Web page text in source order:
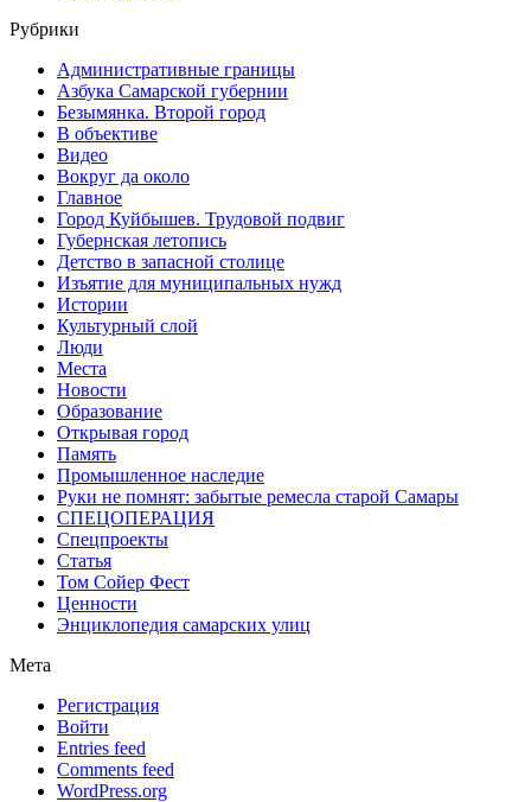
Рубрики
Административные границы
Азбука Самарской губернии
Безымянка. Второй город
В объективе
Видео
Вокруг да около
Главное
Город Куйбышев. Трудовой подвиг
Губернская летопись
Детство в запасной столице
Изъятие для муниципальных нужд
Истории
Культурный слой
Люди
Места
Новости
Образование
Открывая город
Память
Промышленное наследие
Руки не помнят: забытые ремесла старой Самары
СПЕЦОПЕРАЦИЯ
Спецпроекты
Статья
Том Сойер Фест
Ценности
Энциклопедия самарских улиц
Мета
Регистрация
Войти
Entries feed
Comments feed
WordPress.org